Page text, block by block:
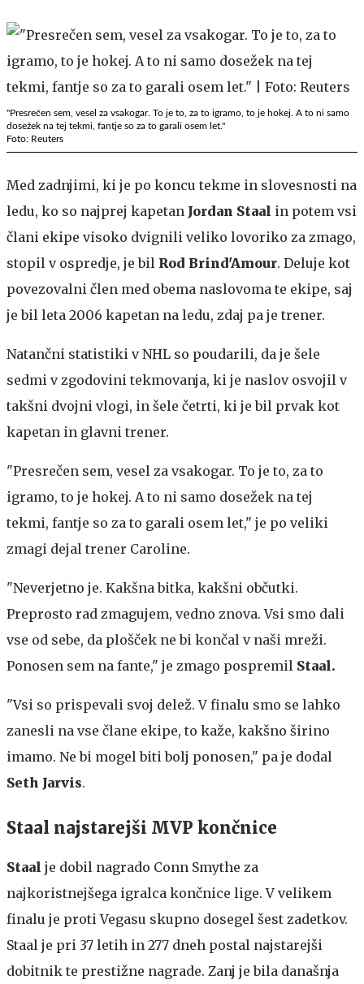
"Presrečen sem, vesel za vsakogar. To je to, za to igramo, to je hokej. A to ni samo
dosežek na tej tekmi, fantje so za to garali osem let."
Foto: Reuters
Med zadnjimi, ki je po koncu tekme in slovesnosti na
ledu, ko so najprej kapetan Jordan Staal in potem vsi
člani ekipe visoko dvignili veliko lovoriko za zmago,
stopil v ospredje, je bil Rod Brind'Amour. Deluje kot
povezovalni člen med obema naslovoma te ekipe, saj
je bil leta 2006 kapetan na ledu, zdaj pa je trener.
Natančni statistiki v NHL so poudarili, da je šele
sedmi v zgodovini tekmovanja, ki je naslov osvojil v
takšni dvojni vlogi, in šele četrti, ki je bil prvak kot
kapetan in glavni trener.
"Presrečen sem, vesel za vsakogar. To je to, za to
igramo, to je hokej. A to ni samo dosežek na tej
tekmi, fantje so za to garali osem let," je po veliki
zmagi dejal trener Caroline.
"Neverjetno je. Kakšna bitka, kakšni občutki.
Preprosto rad zmagujem, vedno znova. Vsi smo dali
vse od sebe, da plošček ne bi končal v naši mreži.
Ponosen sem na fante," je zmago pospremil Staal.
"Vsi so prispevali svoj delež. V finalu smo se lahko
zanesli na vse člane ekipe, to kaže, kakšno širino
imamo. Ne bi mogel biti bolj ponosen," pa je dodal
Seth Jarvis.
Staal najstarejši MVP končnice
Staal je dobil nagrado Conn Smythe za
najkoristnejšega igralca končnice lige. V velikem
finalu je proti Vegasu skupno dosegel šest zadetkov.
Staal je pri 37 letih in 277 dneh postal najstarejši
dobitnik te prestižne nagrade. Zanj je bila današnja